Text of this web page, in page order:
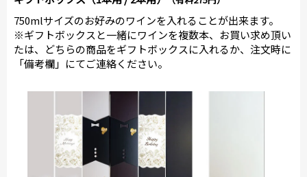
750mlサイズのお好みのワインを入れることが出来ます。
※ギフトボックスと一緒にワインを複数本、お買い求め頂い
たは、どちらの商品をギフトボックスに入れるか、注文時に
「備考欄」にてご連絡ください。